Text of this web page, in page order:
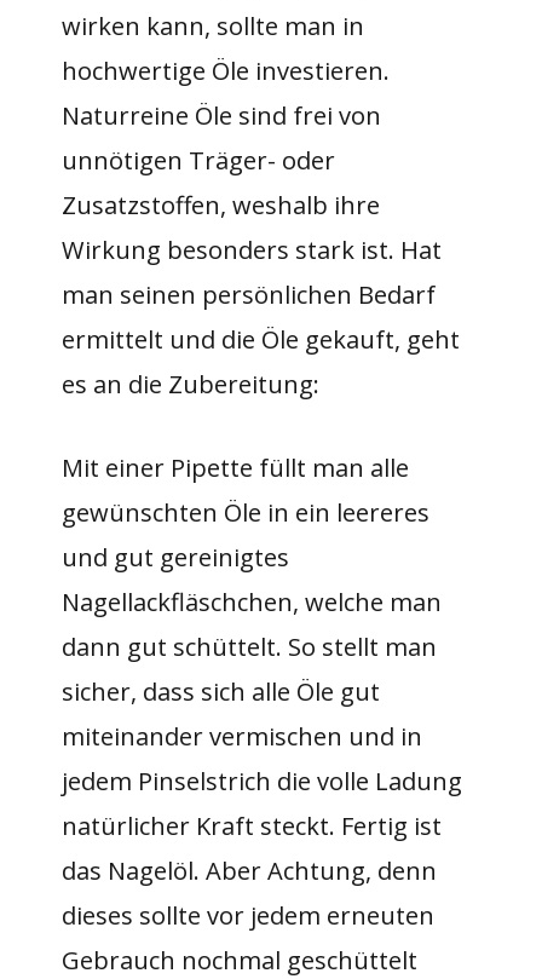
wirken kann, sollte man in
hochwertige Öle investieren.
Naturreine Öle sind frei von
unnötigen Träger- oder
Zusatzstoffen, weshalb ihre
Wirkung besonders stark ist. Hat
man seinen persönlichen Bedarf
ermittelt und die Öle gekauft, geht
es an die Zubereitung:
Mit einer Pipette füllt man alle
gewünschten Öle in ein leereres
und gut gereinigtes
Nagellackfläschchen, welche man
dann gut schüttelt. So stellt man
sicher, dass sich alle Öle gut
miteinander vermischen und in
jedem Pinselstrich die volle Ladung
natürlicher Kraft steckt. Fertig ist
das Nagelöl. Aber Achtung, denn
dieses sollte vor jedem erneuten
Gebrauch nochmal geschüttelt